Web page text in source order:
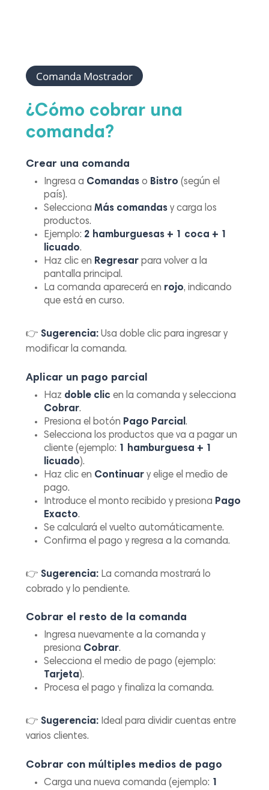
Comanda Mostrador
¿Cómo cobrar una
comanda?
Crear una comanda
Ingresa a Comandas o Bistro (según el
país).
SeleccionaMás comandas y carga los
productos.
Ejemplo: 2 hamburguesas + 1 coca + 1
licuado.
Haz clic en Regresar para volver a la
pantalla principal.
La comanda aparecerá en rojo, indicando
que está en curso.
👉Sugerencia: Usa doble clic para ingresar y
modificar la comanda.
Aplicar un pago parcial
Haz doble clic en la comanda y selecciona
Cobrar.
Presiona el botón Pago Parcial.
Selecciona los productos que va a pagar un
cliente (ejemplo: 1 hamburguesa + 1
licuado).
Haz clic en Continuar y elige el medio de
pago.
Introduce el monto recibido y presiona Pago
Exacto.
Se calculará el vuelto automáticamente.
Confirma el pago y regresa a la comanda.
👉Sugerencia: La comanda mostrará lo
cobrado y lo pendiente.
Cobrar el resto de la comanda
Ingresa nuevamente a la comanda y
presiona Cobrar.
Selecciona el medio de pago (ejemplo:
Tarjeta).
Procesa el pago y finaliza la comanda.
👉Sugerencia: Ideal para dividir cuentas entre
varios clientes.
Cobrar con múltiples medios de pago
Carga una nueva comanda (ejemplo: 1